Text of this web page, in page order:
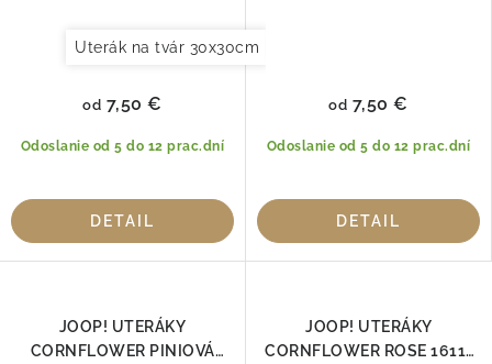
Uterák na tvár 30x30cm
Odoslanie od 5 do 12 prac.dní
od 7,50 €
DETAIL
Odoslanie od 5 do 12 prac.dní
od 7,50 €
DETAIL
JOOP! UTERÁKY
CORNFLOWER PINIOVÁ
JOOP! UTERÁKY
CORNFLOWER ROSE 1611-